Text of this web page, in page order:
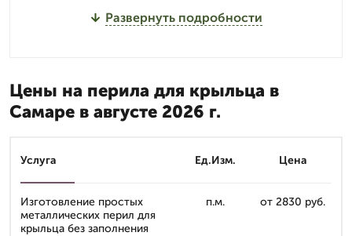
Развернуть подробности
Цены на перила для крыльца в
Самаре в августе 2026 г.
Услуга Ед.Изм. Цена
Изготовление простых
металлических перил для
крыльца без заполнения
п.м. от 2830 руб.